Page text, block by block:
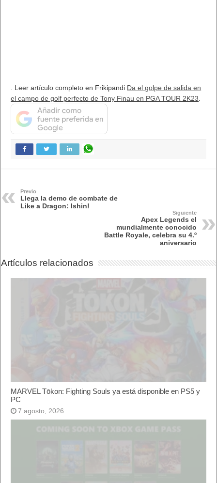
. Leer artículo completo en Frikipandi Da el golpe de salida en
el campo de golf perfecto de Tony Finau en PGA TOUR 2K23.
Previo
Llega la demo de combate de
Like a Dragon: Ishin!
Siguiente
Apex Legends el
mundialmente conocido
Battle Royale, celebra su 4.º
aniversario
Artículos relacionados
MARVEL Tōkon: Fighting Souls ya está disponible en PS5 y
PC
7 agosto, 2026